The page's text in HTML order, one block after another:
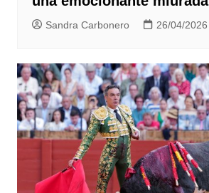
Sandra Carbonero 26/04/2026